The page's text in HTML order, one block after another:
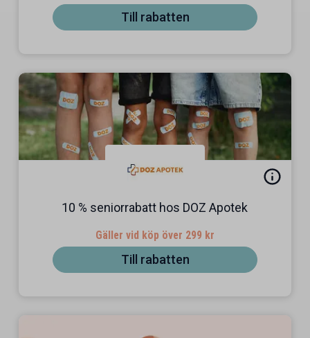
Till rabatten
10 % seniorrabatt hos DOZ Apotek
Gäller vid köp över 299 kr
Till rabatten